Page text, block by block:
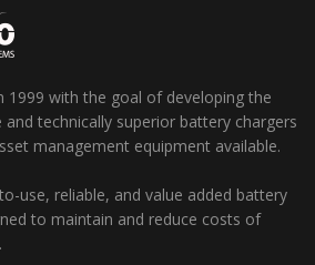
1999 with the goal of developing the
technically superior battery chargers
management equipment available.
use, reliable, and value added battery
to maintain and reduce costs of